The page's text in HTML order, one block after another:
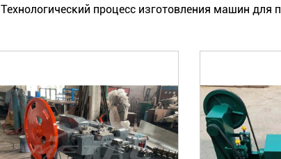
Технологический процесс изготовления машин для производства гвоздей.